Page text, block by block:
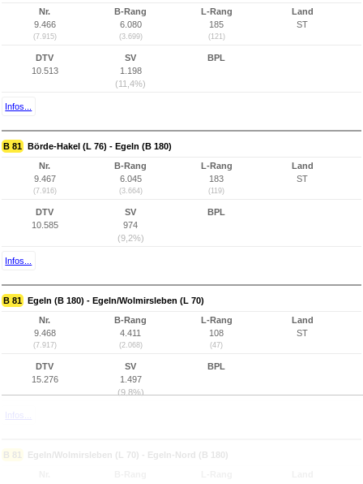
Nr.
9.466
(7.915)
B-Rang
6.080
(3.699)
L-Rang
185
(121)
Land
ST
DTV
10.513
SV
1.198
(11,4%)
BPL
Infos...
B 81 Börde-Hakel (L 76) - Egeln (B 180)
Nr.
9.467
(7.916)
B-Rang
6.045
(3.664)
L-Rang
183
(119)
Land
ST
DTV
10.585
SV
974
(9,2%)
BPL
Infos...
B 81 Egeln (B 180) - Egeln/Wolmirsleben (L 70)
Nr.
9.468
(7.917)
B-Rang
4.411
(2.068)
L-Rang
108
(47)
Land
ST
DTV
15.276
SV
1.497
(9,8%)
BPL
Infos...
B 81 Egeln/Wolmirsleben (L 70) - Egeln-Nord (B 180)